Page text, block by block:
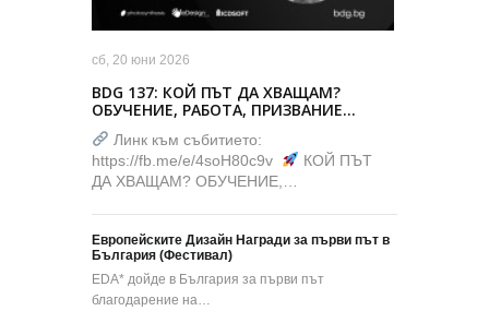
сб, 20 юни 2026
BDG 137: КОЙ ПЪТ ДА ХВАЩАМ?
ОБУЧЕНИЕ, РАБОТА, ПРИЗВАНИЕ…
Линк към събитието:
https://fb.me/e/4soH80c9v
КОЙ ПЪТ
ДА ХВАЩАМ? ОБУЧЕНИЕ,…
Европейските Дизайн Награди за първи път в
България (Фестивал)
EDA* дойде в България за първи път
благодарение на…